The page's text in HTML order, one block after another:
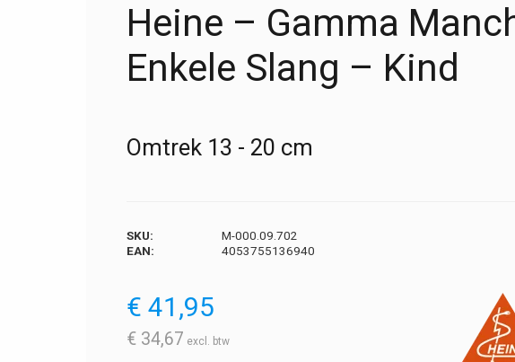
Heine – Gamma
Enkele Slang – Kind
Omtrek 13 - 20 cm
SKU:
M-000.09.702
EAN:
4053755136940
€ 41,95
€ 34,67